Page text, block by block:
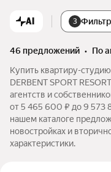
AI 3
46 предложений •
по
Купить квартиру-
DERBENT SPORT
агентств и
от 5 465 600 ₽ до 9 573
нашем каталоге
новостройках и
характеристики.